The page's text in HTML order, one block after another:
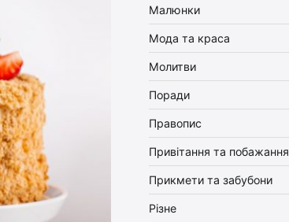
Малюнки
Мода та краса
Молитви
Поради
Правопис
Привітання та побажання
Прикмети та забубони
Різне